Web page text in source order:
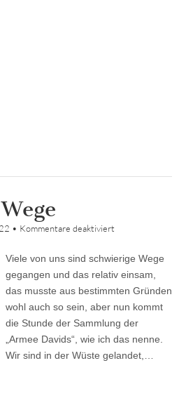
• Kommentare deaktiviert
Viele von uns sind schwierige Wege
gegangen und das relativ einsam,
das musste aus bestimmten Gründen
wohl auch so sein, aber nun kommt
die Stunde der Sammlung der
„Armee Davids“, wie ich das nenne.
Wir sind in der Wüste gelandet,…